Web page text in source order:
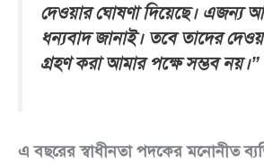
দেওয়ার ঘোষণা দিয়েছে। এজন্য
ধন্যবাদ জানাই। তবে তাদের
গ্রহণ করা আমার পক্ষে সম্ভব নয়।”
এ বছরের স্বাধীনতা পদকের মনোনীত